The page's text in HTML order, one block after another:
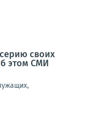
своих
этом СМИ